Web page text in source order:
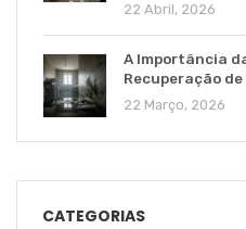
22 Abril, 2026
A Importância
Recuperação
22 Março, 2026
CATEGORIAS